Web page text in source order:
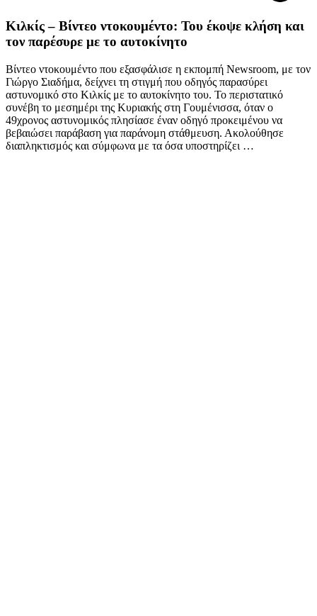
Κιλκίς – Βίντεο ντοκουμέντο: Του έκοψε κλήση και
τον παρέσυρε με το αυτοκίνητο
Βίντεο ντοκουμέντο που εξασφάλισε η εκπομπή Newsroom, με τον
Γιώργο Σιαδήμα, δείχνει τη στιγμή που οδηγός παρασύρει
αστυνομικό στο Κιλκίς με το αυτοκίνητο του. Το περιστατικό
συνέβη το μεσημέρι της Κυριακής στη Γουμένισσα, όταν ο
49χρονος αστυνομικός πλησίασε έναν οδηγό προκειμένου να
βεβαιώσει παράβαση για παράνομη στάθμευση. Ακολούθησε
διαπληκτισμός και σύμφωνα με τα όσα υποστηρίζει …